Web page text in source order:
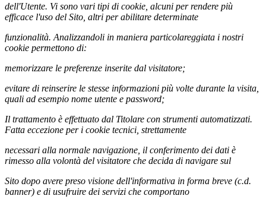
dell'Utente. Vi sono vari tipi di cookie, alcuni per rendere più
efficace l'uso del Sito, altri per abilitare determinate
funzionalità. Analizzandoli in maniera particolareggiata i nostri
cookie permettono di:
memorizzare le preferenze inserite dal visitatore;
evitare di reinserire le stesse informazioni più volte durante la visita,
quali ad esempio nome utente e password;
Il trattamento è effettuato dal Titolare con strumenti automatizzati.
Fatta eccezione per i cookie tecnici, strettamente
necessari alla normale navigazione, il conferimento dei dati è
rimesso alla volontà del visitatore che decida di navigare sul
Sito dopo avere preso visione dell'informativa in forma breve (c.d.
banner) e di usufruire dei servizi che comportano